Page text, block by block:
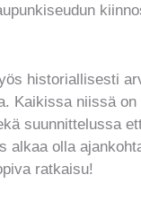
historiallisesti
Kaikissa niissä
suunnittelussa
alkaa olla
ratkaisu!